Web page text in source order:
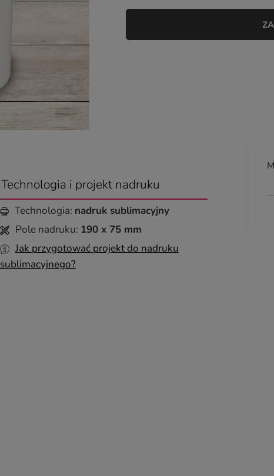
Technologia i projekt nadruku
Technologia: nadruk sublimacyjny
Pole nadruku: 190 x 75 mm
Jak przygotować projekt do nadruku
sublimacyjnego?